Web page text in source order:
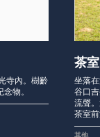
寺內。樹齡
物。
茶
坐落
谷口
流聲
茶室
其他